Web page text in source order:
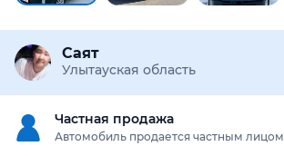
Саят
Улытауская область
Частная продажа
Автомобиль продается частным лицом